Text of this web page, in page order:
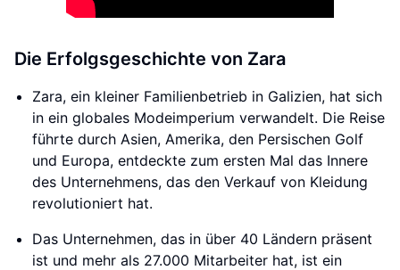
Die Erfolgsgeschichte von Zara
Zara, ein kleiner Familienbetrieb in Galizien, hat sich
in ein globales Modeimperium verwandelt. Die Reise
führte durch Asien, Amerika, den Persischen Golf
und Europa, entdeckte zum ersten Mal das Innere
des Unternehmens, das den Verkauf von Kleidung
revolutioniert hat.
Das Unternehmen, das in über 40 Ländern präsent
ist und mehr als 27.000 Mitarbeiter hat, ist ein